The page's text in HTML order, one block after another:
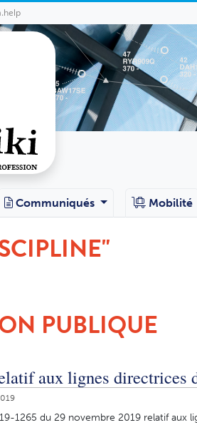
Communiqués Mobilité
PUBLIQUE
aux lignes directrices
1265 du 29 novembre 2019 relatif aux